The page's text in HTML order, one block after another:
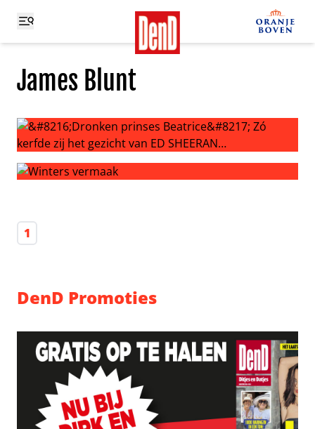
James Blunt
‘Dronken prinses Beatrice’ Zó kerfde zij het gezicht van
1
DenD Promoties